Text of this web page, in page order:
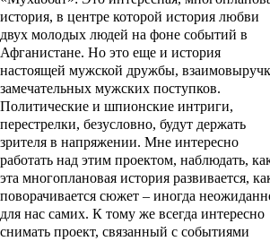
история, в центре которой история любви
двух молодых людей на фоне событий в
Афганистане. Но это еще и история
настоящей мужской дружбы,
замечательных мужских поступков.
Политические и шпионские интриги,
перестрелки, безусловно, будут держать
зрителя в напряжении. Мне интересно
работать над этим проектом, наблюдать,
эта многоплановая история развивается,
поворачивается сюжет – иногда
для нас самих. К тому же всегда интересно
снимать проект, связанный с событиями